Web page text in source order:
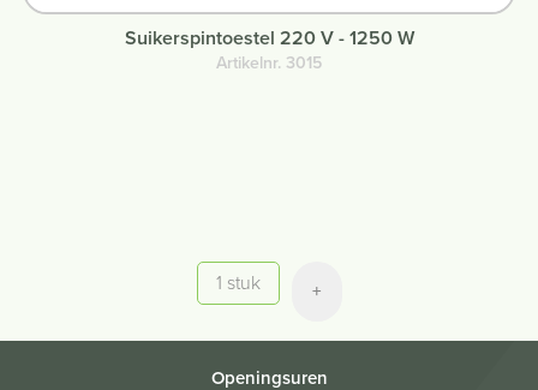
Suikerspintoestel 220 V - 1250 W
Artikelnr. 3015
Aantal
+
Openingsuren